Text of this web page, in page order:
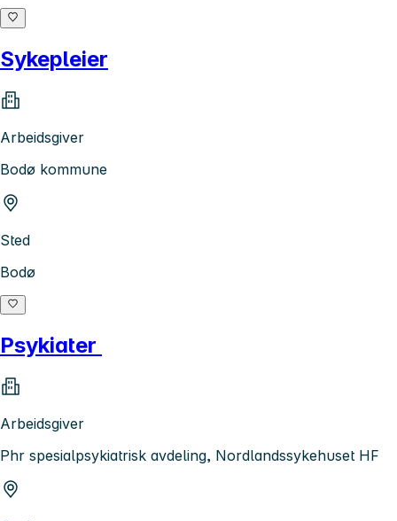
Sykepleier
Arbeidsgiver
Bodø kommune
Sted
Bodø
Psykiater
Arbeidsgiver
Phr spesialpsykiatrisk avdeling, Nordlandssykehuset HF